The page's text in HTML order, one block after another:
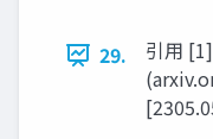
29.
引用